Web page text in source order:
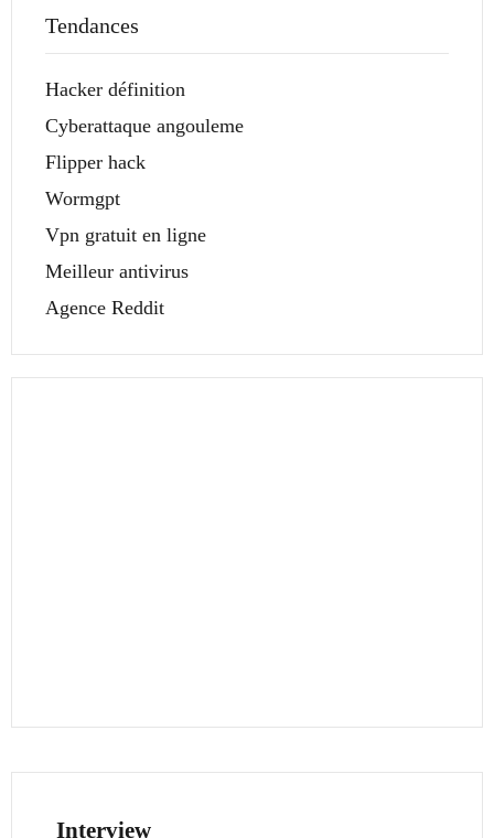
Tendances
Hacker définition
Cyberattaque angouleme
Flipper hack
Wormgpt
Vpn gratuit en ligne
Meilleur antivirus
Agence Reddit
Interview